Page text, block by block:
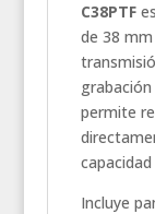
C38PTF
de 38
permite
Incluye